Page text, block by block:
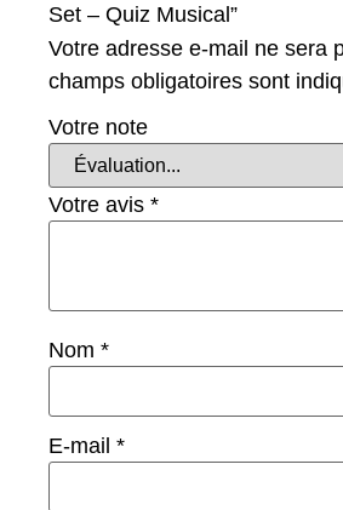
Set – Quiz Musical”
Votre adresse e-mail ne sera
champs obligatoires sont
Votre note
Votre avis *
Nom *
E-mail *